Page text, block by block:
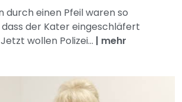
durch einen Pfeil waren so
der Kater eingeschläfert
wollen Polizei... | mehr